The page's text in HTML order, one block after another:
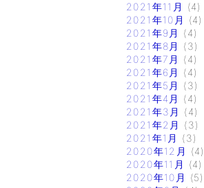
2021年11月
(4)
2021年10月
(4)
2021年9月
(4)
2021年8月
(3)
2021年7月
(4)
2021年6月
(4)
2021年5月
(3)
2021年4月
(4)
2021年3月
(4)
2021年2月
(3)
2021年1月
(3)
2020年12月
(4)
2020年11月
(4)
2020年10月
(5)